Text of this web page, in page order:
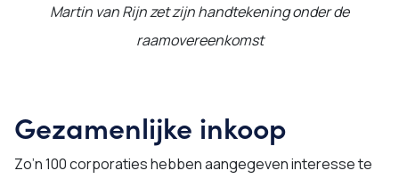
Martin van Rijn zet zijn handtekening onder de
raamovereenkomst
Gezamenlijke inkoop
Zo’n 100 corporaties hebben aangegeven interesse te